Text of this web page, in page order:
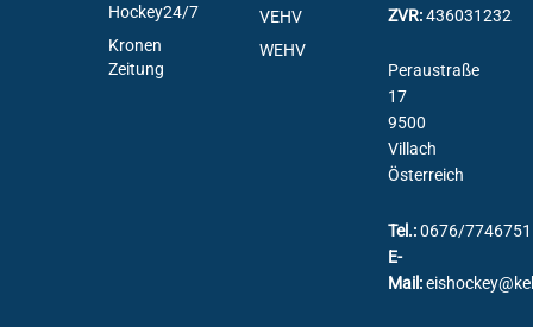
Hockey24/7
Kronen
Zeitung
VEHV
WEHV
ZVR:436031232
Peraustraße
17
9500
Villach
Österreich
Tel.:0676/7746751
E-
Mail: